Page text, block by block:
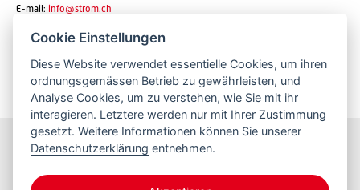
E-mail: info@strom.ch
Newsletter abonnieren
Bleiben Sie informiert
Cookie Einstellungen
Diese Website verwendet essentielle Cookies, um ihren
ordnungsgemässen Betrieb zu gewährleisten, und
Analyse Cookies, um zu verstehen, wie Sie mit ihr
interagieren. Letztere werden nur mit Ihrer Zustimmung
gesetzt. Weitere Informationen können Sie unserer
Datenschutzerklärung entnehmen.